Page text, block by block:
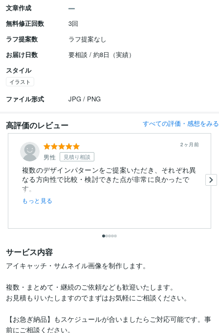
文章作成
無料修正回数
3回
ラフ提案数
ラフ提案なし
お届け日数
要相談 / 約8日（実績）
スタイル
イラスト
ファイル形式 JPG / PNG
高評価のレビュー すべての評価・感想をみる
男性 見積り相談
2ヶ月前
複数のデザインパターンをご提案いただき、それぞれ異
なる方向性で比較・検討できた点が非常に良かったで
す。
こちらの要望や...
もっと見る
サービス内容
アイキャッチ・サムネイル画像を制作します。
複数・まとめて・継続のご依頼なども歓迎いたします。
お見積もりいたしますのでまずはお気軽にご相談ください。
【お急ぎ納品】もスケジュールが合いましたらご対応可能です。事
前にご相談ください。